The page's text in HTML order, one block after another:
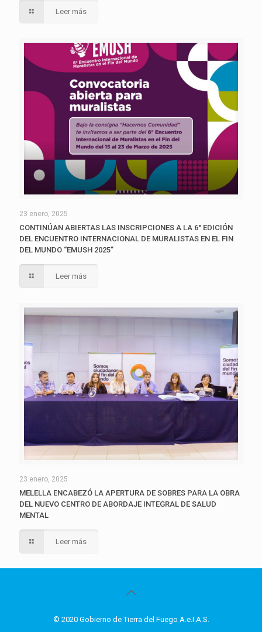
Leer más
23 enero, 2025
CONTINÚAN ABIERTAS LAS INSCRIPCIONES A LA 6° EDICIÓN
DEL ENCUENTRO INTERNACIONAL DE MURALISTAS EN EL FIN
DEL MUNDO “EMUSH 2025”
Leer más
23 enero, 2025
MELELLA ENCABEZÓ LA APERTURA DE SOBRES PARA LA OBRA
DEL NUEVO CENTRO DE ABORDAJE INTEGRAL DE SALUD
MENTAL
Leer más
© 2020 Gobierno de Tierra del Fuego A.e.I.A.S.